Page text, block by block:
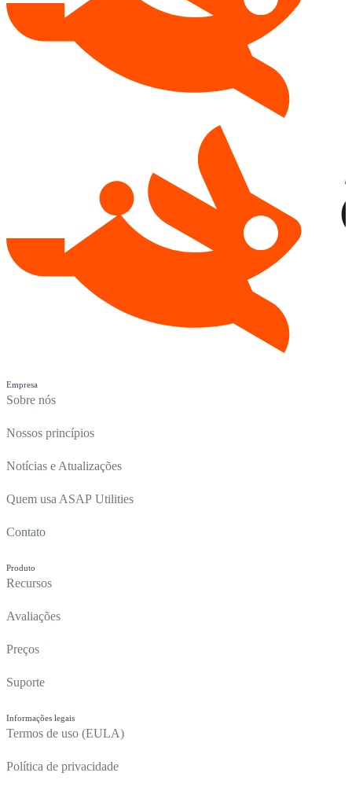
Empresa
Sobre nós
Nossos princípios
Notícias e Atualizações
Quem usa ASAP Utilities
Contato
Produto
Recursos
Avaliações
Preços
Suporte
Informações legais
Termos de uso (EULA)
Política de privacidade